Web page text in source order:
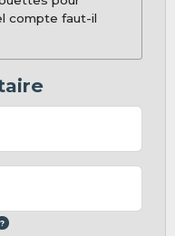
compte faut-il